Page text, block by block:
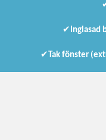
✔ Inglasad
✔ Tak fönster